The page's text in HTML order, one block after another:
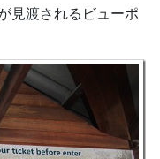
見渡されるビューポ